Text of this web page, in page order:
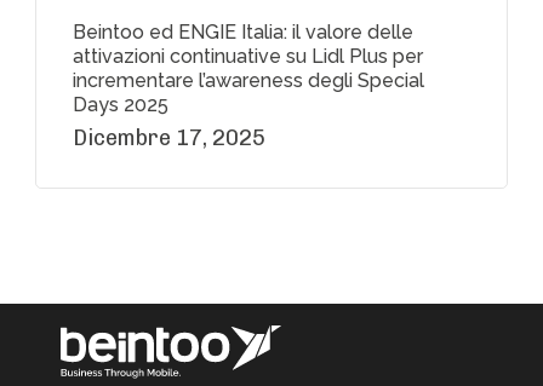
Beintoo ed ENGIE Italia: il valore delle
attivazioni continuative su Lidl Plus per
incrementare l’awareness degli Special
Days 2025
Dicembre 17, 2025